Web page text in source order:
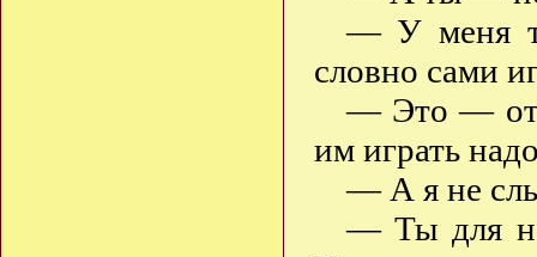
— У меня
словно сами
— Это —
им играть
— А я не
— Ты для